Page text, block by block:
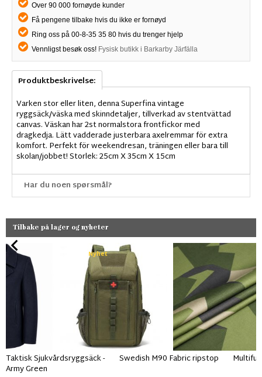
Over 90 000 fornøyde kunder
Få pengene tilbake hvis du ikke er fornøyd
Ring oss på 00-8-35 35 80 hvis du trenger hjelp
Vennligst besøk oss! Fysisk butikk i Barkarby Järfälla
Produktbeskrivelse:
Varken stor eller liten, denna Superfina vintage
ryggsäck/väska med skinndetaljer, tillverkad av stentvättad
canvas. Väskan har 2st normalstora frontfickor med
dragkedja. Lätt vadderade justerbara axelremmar för extra
komfort. Perfekt för weekendresan, träningen eller bara till
skolan/jobbet! Storlek: 25cm X 35cm X 15cm
Har du noen spørsmål?
Tilbake på lager og nyheter
Nyhet
Taktisk Sjukvårdsryggsäck -
Army Green
Swedish M90 Fabric ripstop